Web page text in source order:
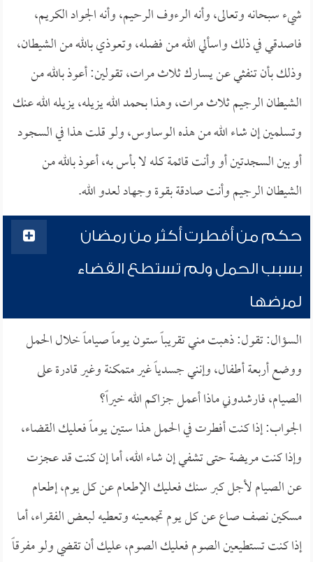
شيء سبحانه وتعالى، وأنه الرءوف الرحيم، وأنه الجواد الكريم،
فاصدقي في ذلك واسألي الله من فضله، وتعوذي بالله من الشيطان،
وذلك بأن تنفثي عن يسارك ثلاث مرات، تقولين: أعوذ بالله من
الشيطان الرجيم ثلاث مرات، وهذا بحمد الله يزيله، يزيله الله عنك
وتسلمين إن شاء الله من هذه الوساوس، ولو قلت هذا في السجود
أو بين السجدتين أو وأنت قائمة كله لا بأس به، أعوذ بالله من
الشيطان الرجيم وأنت صادقة بقوة وجهاد لعدو الله.
حكم من أفطرت أكثر من رمضان
بسبب الحمل ولم تستطع القضاء
لمرضها
السؤال: تقول: ذهبت مني تقريباً ستون يوماً صياماً خلال الحمل
ووضع أربعة أطفال، وإنني جسدياً غير متمكنة وغير قادرة على
الصيام، فارشدوني ماذا أعمل جزاكم الله خيراً؟
الجواب: إذا كنت أفطرت في الحمل هذا ستين يوماً فعليك القضاء،
وإذا كنت مريضة حتى تشفي إن شاء الله، أما إن كنت قد عجزت
عن الصيام لأجل كبر سنك فعليك الإطعام عن كل يوم، إطعام
مسكين نصف صاع عن كل يوم تجمعينه وتعطيه لبعض الفقراء، أما
إذا كنت تستطيعين الصوم فعليك الصوم، عليك أن تقضي ولو مفرقاً